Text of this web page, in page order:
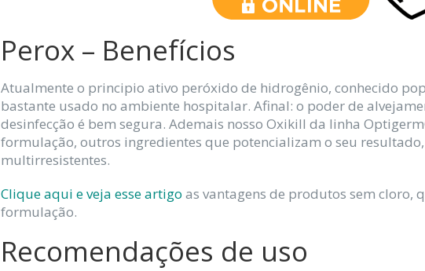
Perox – Benefícios
Atualmente o principio ativo peróxido de hidrogênio, conhecido
bastante usado no ambiente hospitalar. Afinal: o poder de
desinfecção é bem segura. Ademais nosso Oxikill da linha
formulação, outros ingredientes que potencializam o seu
multirresistentes.
Clique aqui e veja esse artigo as vantagens de produtos sem cloro,
formulação.
Recomendações de uso